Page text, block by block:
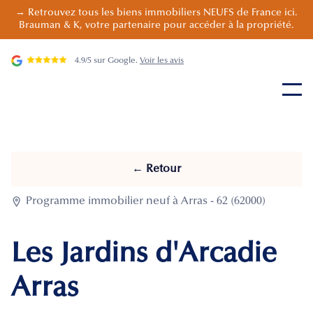
→ Retrouvez tous les biens immobiliers NEUFS de France ici.
Brauman & K, votre partenaire pour accéder à la propriété.
4.9/5 sur Google. Voir les avis
← Retour
 Programme immobilier neuf à Arras - 62 (62000)
Les Jardins d'Arcadie
Arras